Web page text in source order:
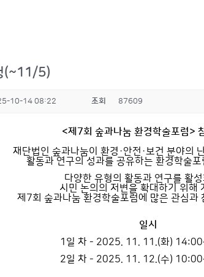
(~11/5)
10-14 08:22 조회 87609
<제7회 숲과나눔 환경학술포럼>
재단법인 숲과나눔이 환경·안전·보건 분야의
활동과 연구의 성과를 공유하는 환경학술
다양한 유형의 활동과 연구를 활
시민 논의의 저변을 확대하기 위해
제7회 숲과나눔 환경학술포럼에 많은 관심과
일시
1일 차 - 2025. 11. 11.(화)
2일 차 - 2025. 11. 12.(수)